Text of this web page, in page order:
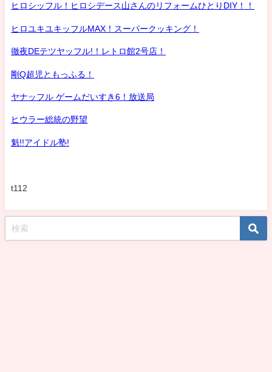
ヒロシッフル！ヒロシデース山さんのリフォームひとりDIY！！
ヒロユキユキッフルMAX！スーパークッキング！
徹夜DEテツヤッフル!！レトロ館2号店！
剛Q超児ともっふる！
ヤナッフル ゲームだいすき6！放送局
ヒウラー総統の野望
魁!!アイドル塾!
t112